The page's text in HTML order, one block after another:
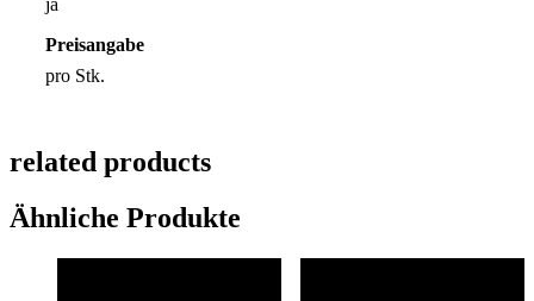
ja
Preisangabe
pro Stk.
related products
Ähnliche Produkte